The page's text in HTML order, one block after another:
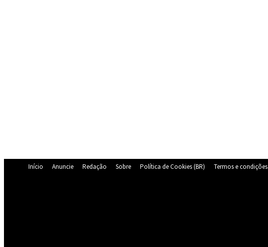
Início Anuncie Redação Sobre Política de Cookies (BR) Termos e condições